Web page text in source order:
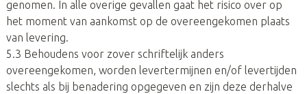
genomen. In alle overige gevallen gaat het risico over op
het moment van aankomst op de overeengekomen plaats
van levering.
5.3 Behoudens voor zover schriftelijk anders
overeengekomen, worden levertermijnen en/of levertijden
slechts als bij benadering opgegeven en zijn deze derhalve